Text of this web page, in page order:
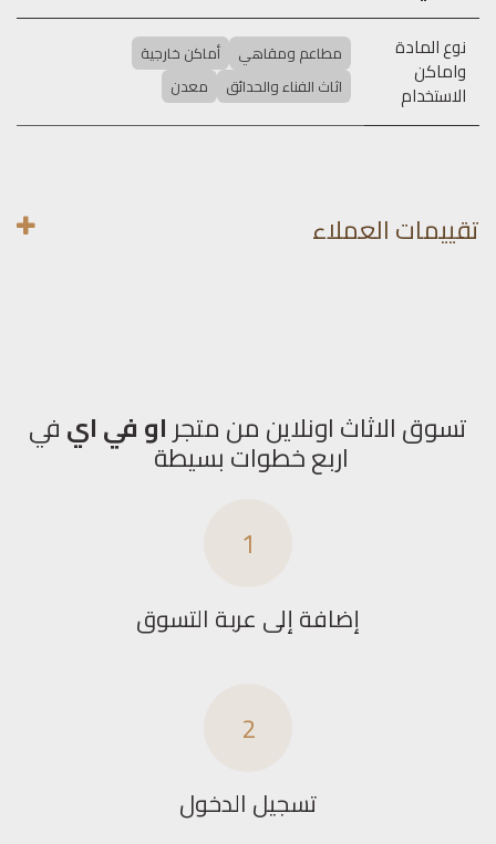
نوع المادة
واماكن
الاستخدام
مطاعم ومقاهي
أماكن خارجية
اثاث الفناء والحدائق
معدن
تقييمات العملاء
تسوق الاثاث اونلاين من متجراو في ايفي
اربع خطوات بسيطة
2
تسجيل الدخول
1
إضافة إلى عربة التسوق